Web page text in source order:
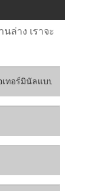
ล่าง เราจะ